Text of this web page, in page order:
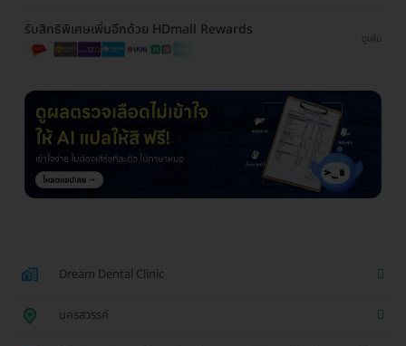
รับสิทธิพิเศษเพิ่มอีกด้วย HDmall Rewards
ดูเพิ่ม
Dream Dental Clinic
นครสวรรค์